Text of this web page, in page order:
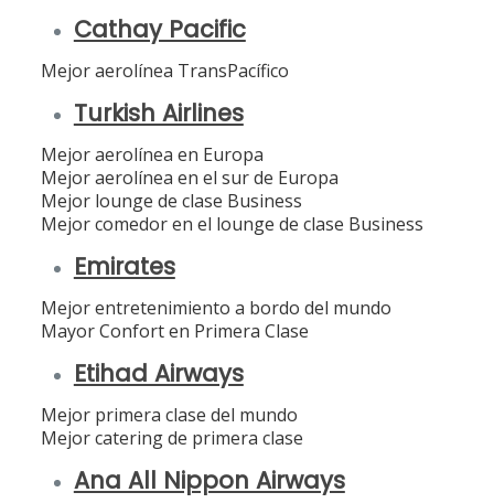
Cathay Pacific
Mejor aerolínea TransPacífico
Turkish Airlines
Mejor aerolínea en Europa
Mejor aerolínea en el sur de Europa
Mejor lounge de clase Business
Mejor comedor en el lounge de clase Business
Emirates
Mejor entretenimiento a bordo del mundo
Mayor Confort en Primera Clase
Etihad Airways
Mejor primera clase del mundo
Mejor catering de primera clase
Ana All Nippon Airways